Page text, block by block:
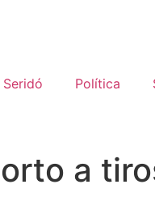
Política
a